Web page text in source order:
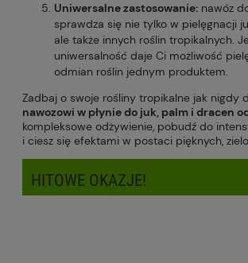
Uniwersalne zastosowanie: nawóz
sprawdza się nie tylko w pielęgnacji
ale także innych roślin tropikalnych.
uniwersalność daje Ci możliwość
odmian roślin jednym produktem.
Zadbaj o swoje rośliny tropikalne jak nigdy
nawozowi w płynie do juk, palm i dracen
kompleksowe odżywienie, pobudź do
i ciesz się efektami w postaci pięknych,
HITOWE OKAZJE!